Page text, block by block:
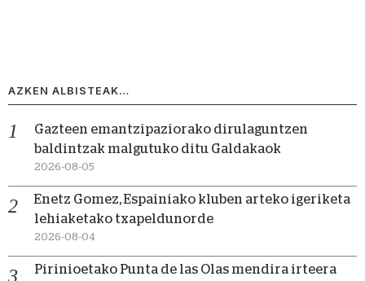
AZKEN ALBISTEAK…
Gazteen emantzipaziorako dirulaguntzen
baldintzak malgutuko ditu Galdakaok
2026-08-05
Enetz Gomez, Espainiako kluben arteko igeriketa
lehiaketako txapeldunorde
2026-08-04
Pirinioetako Punta de las Olas mendira irteera